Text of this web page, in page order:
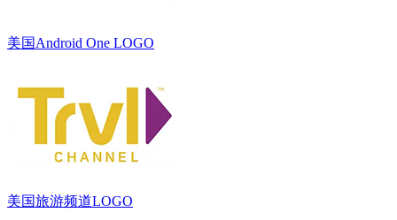
美国Android One LOGO
美国旅游频道LOGO